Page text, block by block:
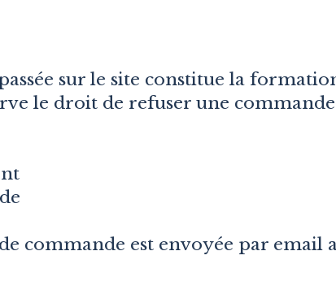
sur le site constitue la
le droit de refuser une commande
commande est envoyée par email